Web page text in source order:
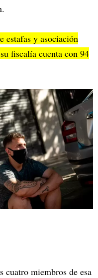
estafas y asociación
fiscalía cuenta con 94
cuatro miembros de esa